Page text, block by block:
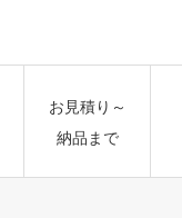
お見積り～
納品まで